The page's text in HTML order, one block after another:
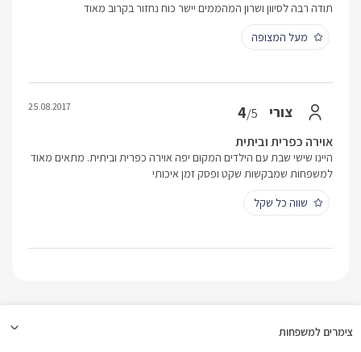
תודה רבה לסיוון ושרון המהממים יישר כוח נחזור בקרוב מאוד
מעל המצופה
צורי 4/5
25.08.2017
אוירה כפרית וביתית
היינו שישי שבת עם הילדים המקום יפה אוירה כפרית וביתית. מתאים מאוד
למשפחות שמבקשות שקט ופסק זמן איכותי
שווה כל שקל
צימרים למשפחות